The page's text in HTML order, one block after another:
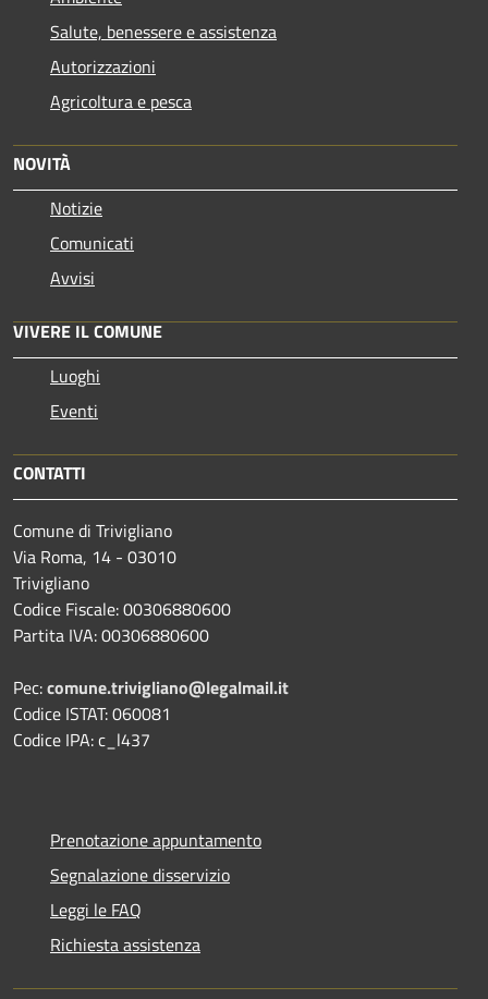
Salute, benessere e assistenza
Autorizzazioni
Agricoltura e pesca
NOVITÀ
Notizie
Comunicati
Avvisi
VIVERE IL COMUNE
Luoghi
Eventi
CONTATTI
Comune di Trivigliano
Via Roma, 14 - 03010
Trivigliano
Codice Fiscale: 00306880600
Partita IVA: 00306880600
Pec:comune.trivigliano@legalmail.it
Codice ISTAT: 060081
Codice IPA: c_l437
Prenotazione appuntamento
Segnalazione disservizio
Leggi le FAQ
Richiesta assistenza